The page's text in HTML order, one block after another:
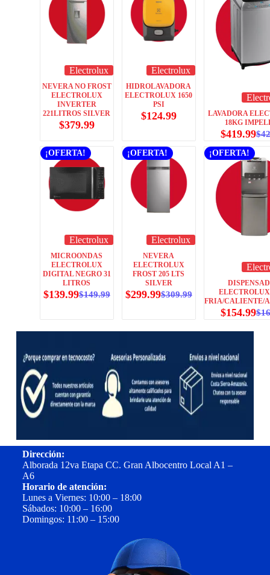
Electrolux
NEVERA NO FROST
ELECTROLUX
INVERTER
221LITROS SILVER
$379.99
Electrolux
HIDROLAVADORA
ELECTROLUX 1650
PSI
$124.99
LAVADORA
18KG
$
$419.99
¡OFERTA!
Electrolux
MICROONDAS
ELECTROLUX
DIGITAL NEGRO 31
LITROS
$149.99
$139.99
¡OFERTA!
Electrolux
NEVERA
ELECTROLUX
FROST 205 LTS
SILVER
$309.99
$299.99
¡OFERTA!
FRIA/CALIENTE/
$
$154.99
Dirección:
Alborada 12va Etapa CC. Gran Albocentro Local A1 –
A6
Horario de atención:
Lunes a Viernes: 10:00 – 18:00
Sábados: 10:00 – 16:00
Domingos: 11:00 – 15:00